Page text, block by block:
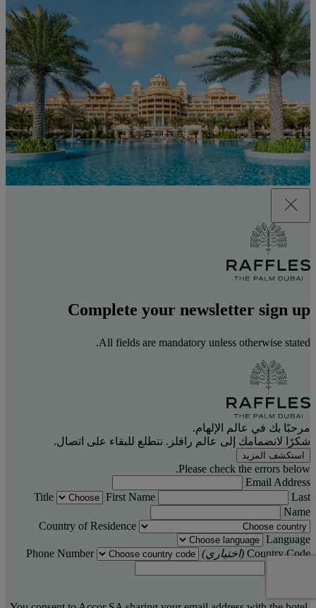
Complete your newsletter sign up
All fields are mandatory unless otherwise stated.
مرحبًا بك في عالم الإلهام.
شكرًا لانضمامك إلى عالم رافلز. نتطلع للبقاء على اتصال.
استكشف المزيد
Please check the errors below.
Email Address
Title
First Name
Last
Name
Country of Residence
Language
Country Code (اختياري)
Phone Number